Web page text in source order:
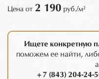
Цена от 2 190 руб./м²
Ищете конкретную
поможем ее найти,
+7 (843) 204-24-